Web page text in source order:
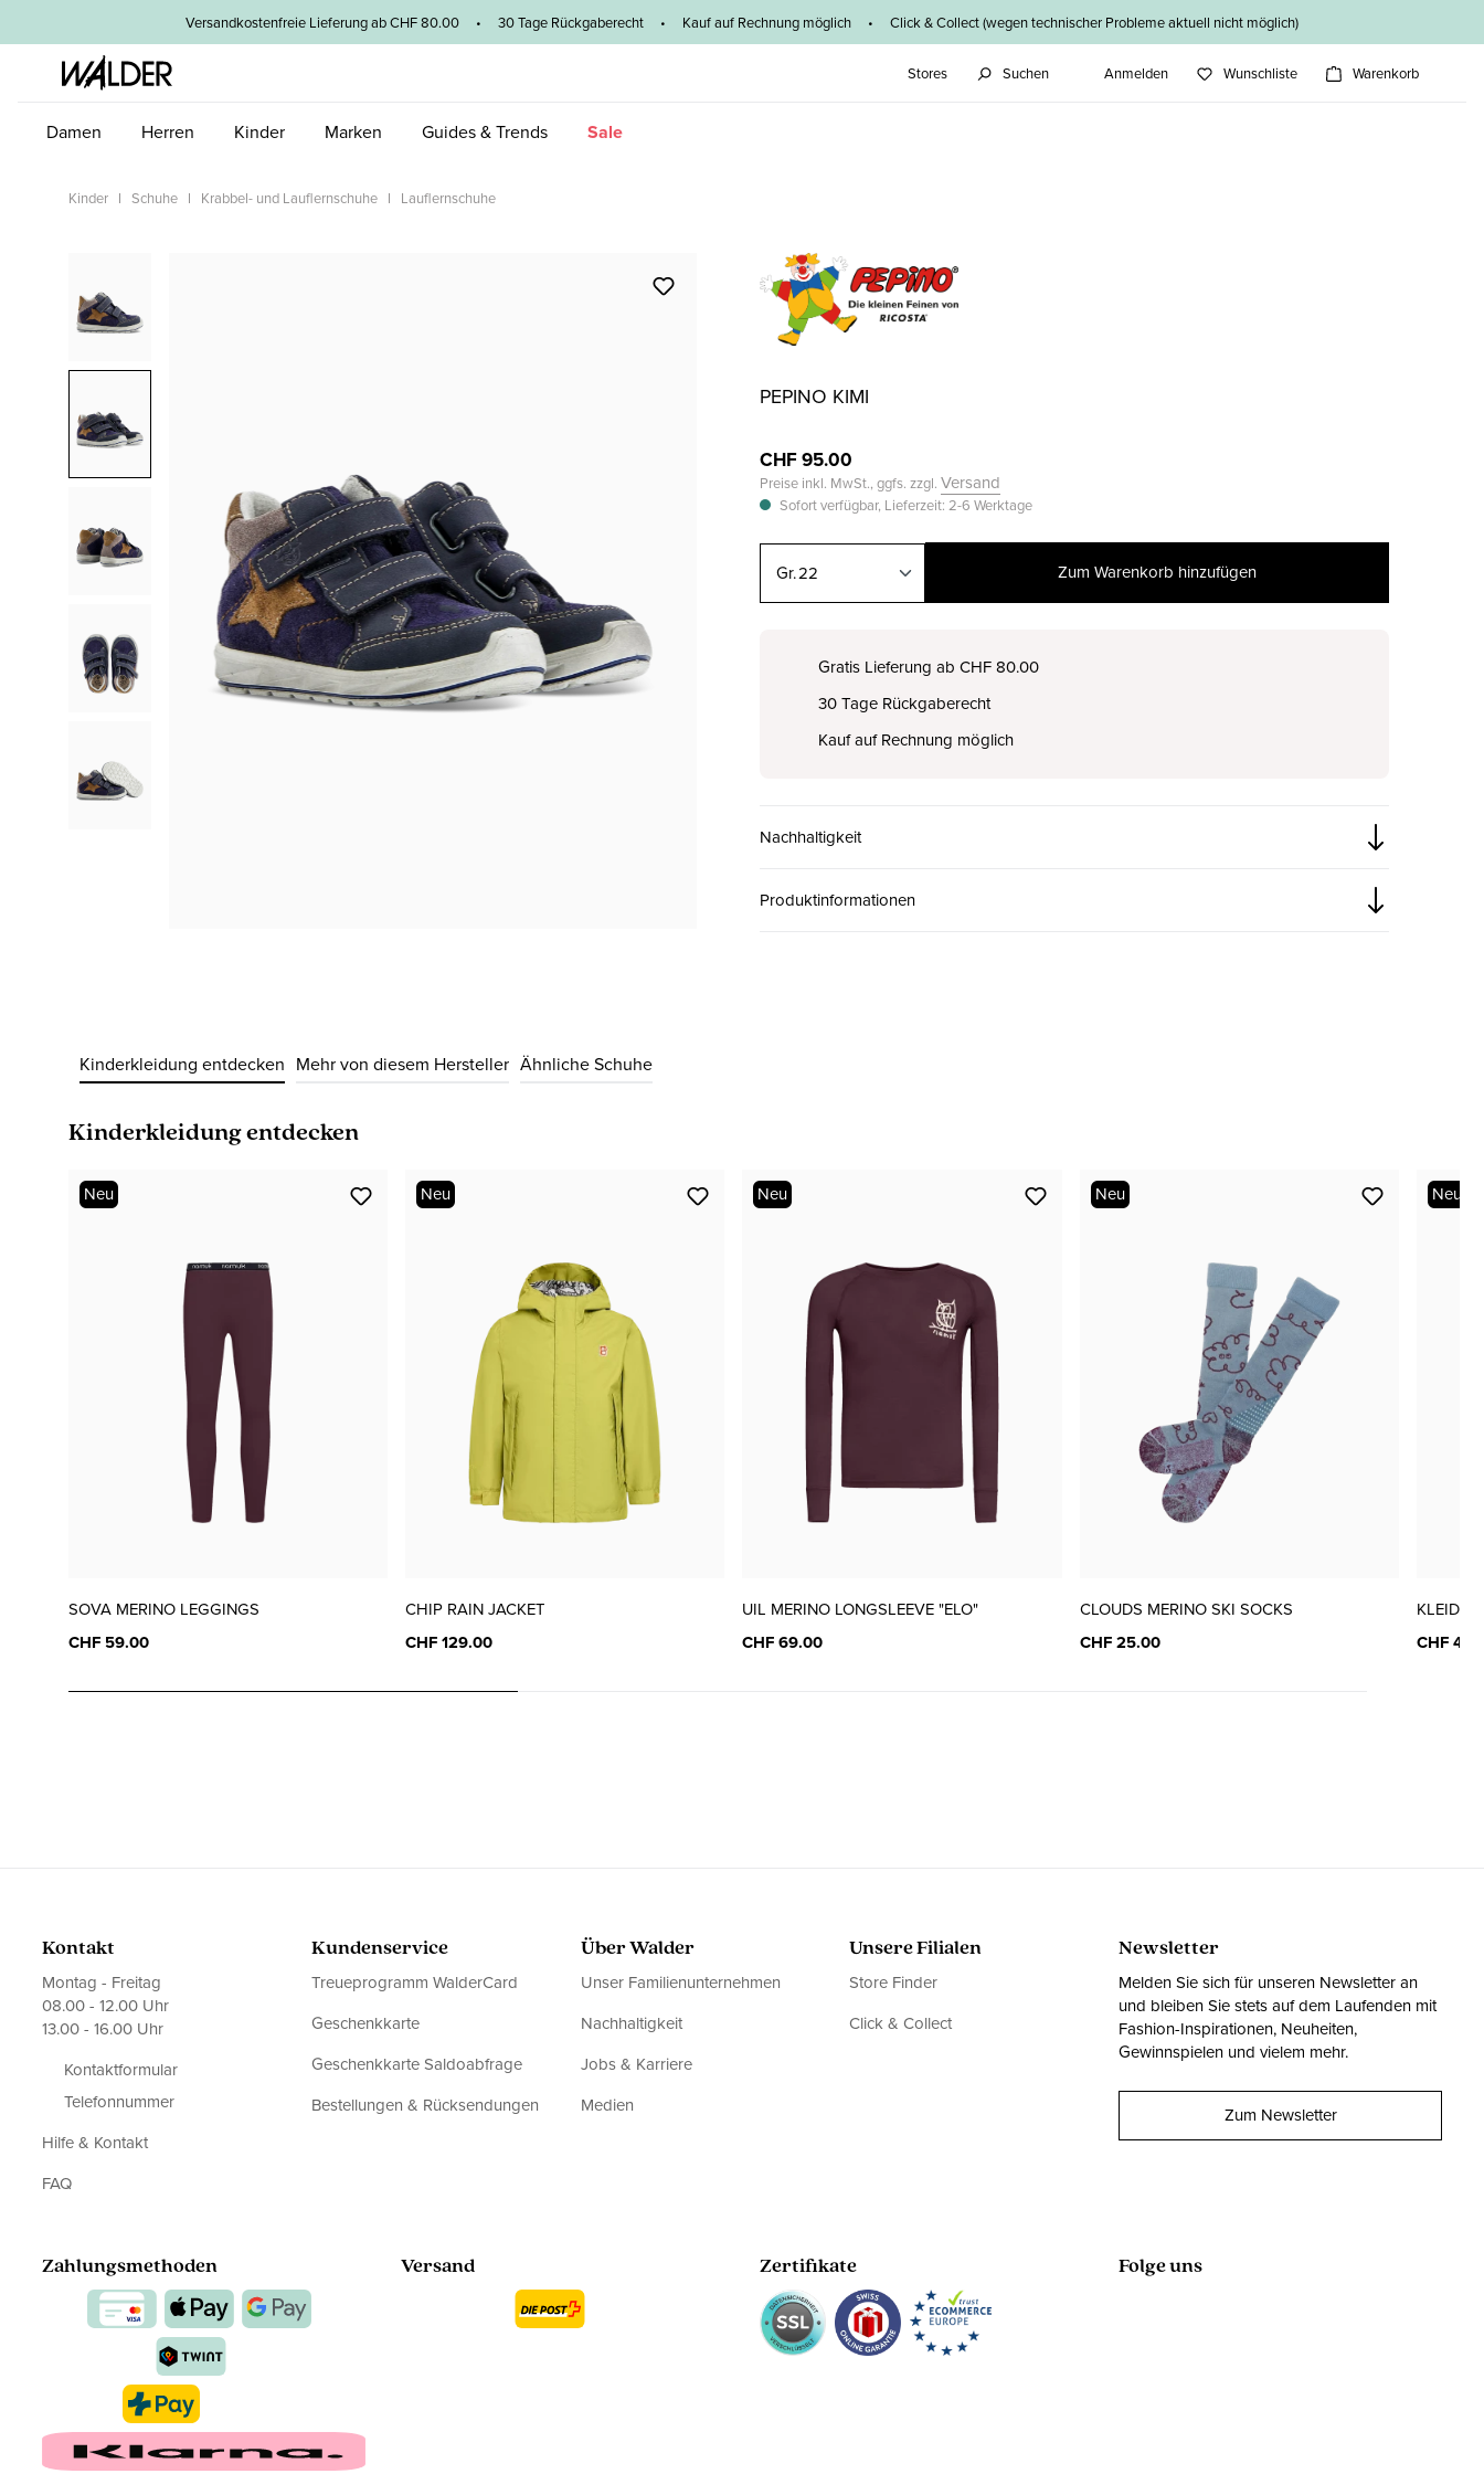
Zur Hauptnavigation springenVersandkostenfreie Lieferung ab CHF 80.00 • 30 Tage Rückgaberecht • Kauf auf Rechnung möglich • Click & Collect (wegen technischer Probleme aktuell nicht möglich)
Stores Suchen Anmelden Wunschliste Warenkorb
Damen Herren Kinder Marken Guides & Trends Sale
Kinder Schuhe Krabbel- und Lauflernschuhe Lauflernschuhe
PEPINO KIMI
CHF 95.00
Preise inkl. MwSt., ggfs. zzgl. Versand
Sofort verfügbar, Lieferzeit: 2-6 Werktage
22
CHF 95.00
Zum Warenkorb hinzufügen
Gratis Lieferung ab CHF 80.00
30 Tage Rückgaberecht
Kauf auf Rechnung möglich
Nachhaltigkeit
Produktinformationen
Kinderkleidung entdecken Mehr von diesem Hersteller Ähnliche Schuhe
Produktgalerie überspringen
Kinderkleidung entdecken
Neu
SOVA MERINO LEGGINGS
CHF 59.00
Neu
CHIP RAIN JACKET
CHF 129.00
Neu
UIL MERINO LONGSLEEVE "ELO"
CHF 69.00
Neu
CLOUDS MERINO SKI SOCKS
CHF 25.00
Neu
KLEID
CHF
Kontakt
Montag - Freitag
08.00 - 12.00 Uhr
13.00 - 16.00 Uhr
Kontaktformular
Telefonnummer
Hilfe & Kontakt
FAQ
Kundenservice
Treueprogramm WalderCard
Geschenkkarte
Geschenkkarte Saldoabfrage
Bestellungen & Rücksendungen
Über Walder
Unser Familienunternehmen
Nachhaltigkeit
Jobs & Karriere
Medien
Unsere Filialen
Store Finder
Click & Collect
Newsletter
Melden Sie sich für unseren Newsletter an
und bleiben Sie stets auf dem Laufenden mit
Fashion-Inspirationen, Neuheiten,
Gewinnspielen und vielem mehr.
Zum Newsletter
Zahlungsmethoden Versand Zertifikate Folge uns